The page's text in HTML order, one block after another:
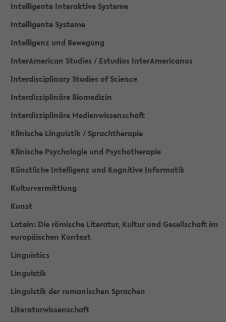
Intelligente Interaktive Systeme
Intelligente Systeme
Intelligenz und Bewegung
InterAmerican Studies / Estudios InterAmericanos
Interdisciplinary Studies of Science
Interdisziplinäre Biomedizin
Interdisziplinäre Medienwissenschaft
Klinische Linguistik / Sprachtherapie
Klinische Psychologie und Psychotherapie
Künstliche Intelligenz und Kognitive Informatik
Kulturvermittlung
Kunst
Latein: Die römische Literatur, Kultur und Gesellschaft im
europäischen Kontext
Linguistics
Linguistik
Linguistik der romanischen Sprachen
Literaturwissenschaft